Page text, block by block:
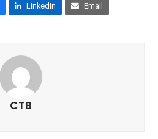
LinkedIn Email
CTB